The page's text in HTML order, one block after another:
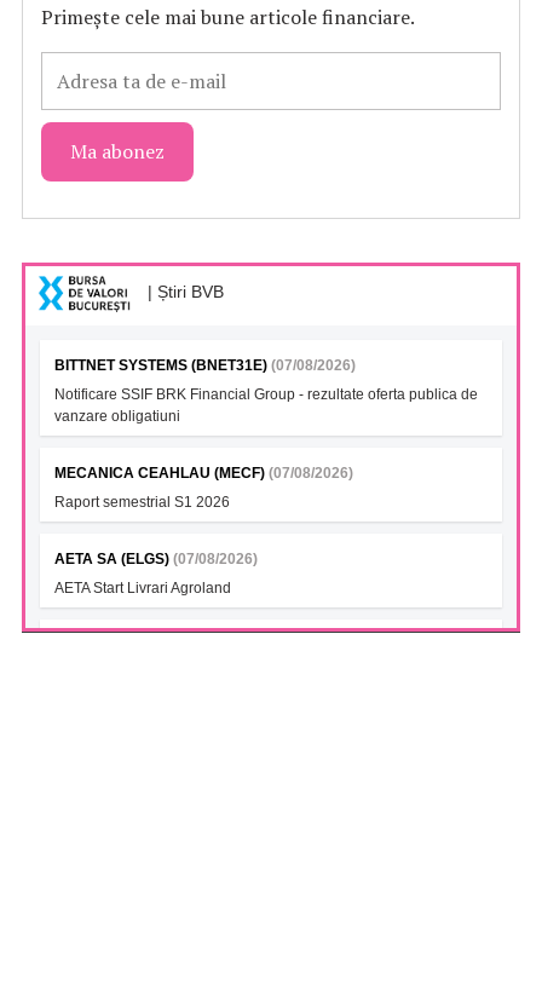
Primește cele mai bune articole financiare.
| Știri BVB
BITTNET SYSTEMS (BNET31E) (07/08/2026)
Notificare SSIF BRK Financial Group - rezultate oferta publica de
vanzare obligatiuni
MECANICA CEAHLAU (MECF) (07/08/2026)
Raport semestrial S1 2026
AETA SA (ELGS) (07/08/2026)
AETA Start Livrari Agroland